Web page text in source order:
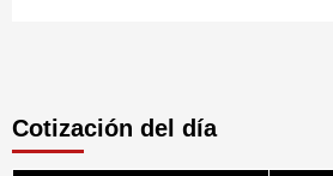
Cotización del día